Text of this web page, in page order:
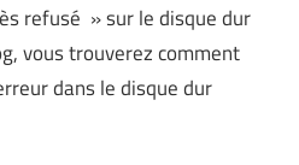
refusé » sur le disque dur
vous trouverez comment
dans le disque dur